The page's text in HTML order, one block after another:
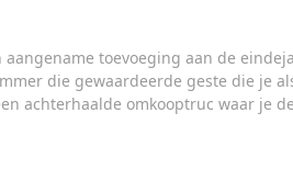
toevoeging aan de
die gewaardeerde geste die je
achterhaalde omkooptruc waar je